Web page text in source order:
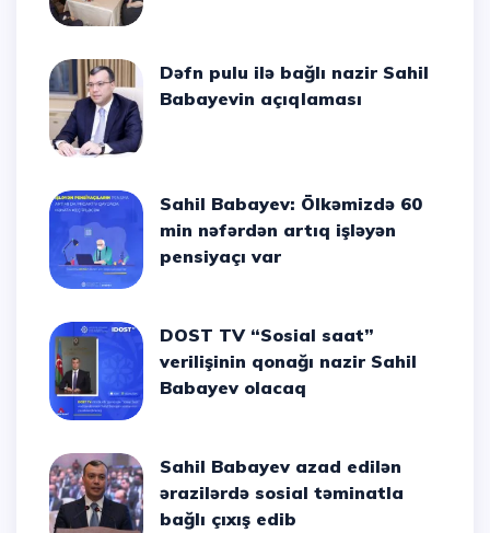
Dəfn pulu ilə bağlı nazir Sahil
Babayevin açıqlaması
Sahil Babayev: Ölkəmizdə 60
min nəfərdən artıq işləyən
pensiyaçı var
DOST TV “Sosial saat”
verilişinin qonağı nazir Sahil
Babayev olacaq
Sahil Babayev azad edilən
ərazilərdə sosial təminatla
bağlı çıxış edib